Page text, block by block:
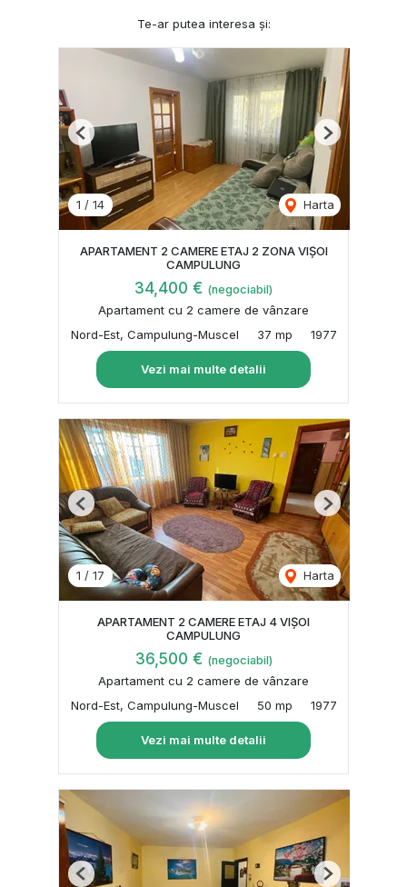
Te-ar putea interesa și:
1 / 14 Harta
Previous Next
APARTAMENT 2 CAMERE ETAJ 2 ZONA VIȘOI
CAMPULUNG
34,400 € (negociabil)
Apartament cu 2 camere de vânzare
Nord-Est, Campulung-Muscel
37 mp 1977
Vezi mai multe detalii
1 / 17 Harta
Previous Next
APARTAMENT 2 CAMERE ETAJ 4 VIȘOI
CAMPULUNG
36,500 € (negociabil)
Apartament cu 2 camere de vânzare
Nord-Est, Campulung-Muscel
50 mp 1977
Vezi mai multe detalii
Previous Next